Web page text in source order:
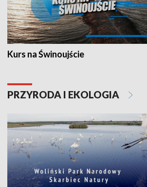
Kurs na Świnoujście
PRZYRODA I EKOLOGIA